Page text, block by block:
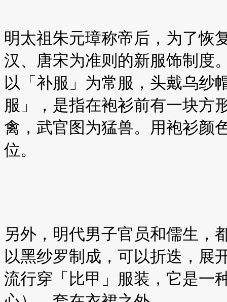
明太祖朱元璋称帝后，为了恢
汉、唐宋为准则的新服饰制度
以「补服」为常服，头戴乌纱
服」，是指在袍衫前有一块方
禽，武官图为猛兽。用袍衫颜
位。
另外，明代男子官员和儒生，
以黑纱罗制成，可以折迭，展
流行穿「比甲」服装，它是一